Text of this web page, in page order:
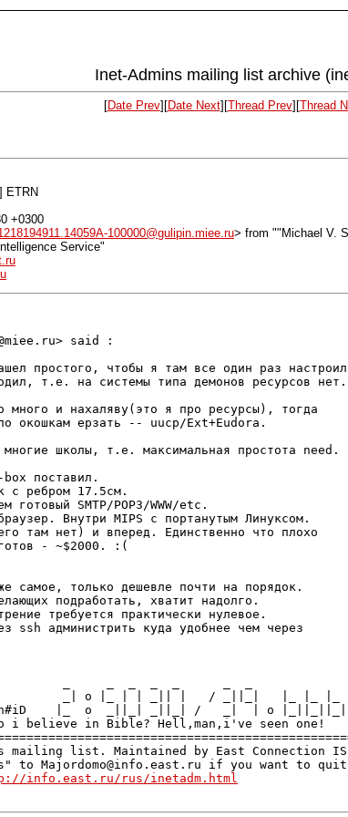
Inet-Admins mailing list archive
[Date Prev][Date Next][Thread Prev][Thread
ETRN
+0300
100000@gulipin.miee.ru> from ""Michael V.
Service"
said :
простого, чтобы я там все один раз настроил
т.е. на системы типа демонов ресурсов нет.
много и нахаляву(это я про ресурсы), тогда
окошкам ерзать -- uucp/Ext+Eudora.
школы, т.е. максимальная простота need.
поставил.
с ребром 17.5см.
SMTP/POP3/WWW/etc.
Внутри MIPS с портанутым Линуксом.
там нет) и вперед. Единственно что плохо
- ~$2000. :(
самое, только дешевле почти на порядок.
подработать, хватит надолго.
требуется практически нулевое.
ssh администрить куда удобнее чем через
_| o |_ | | _|| |   / _||_|   |_ |_ |_
|_  o  _||_| _||_| /   _|  | o |_||_||_|
in Bible? Hell,man,i've seen one!
mailing list. Maintained by East Connection
to Majordomo@info.east.ru if you want to
info.east.ru/rus/inetadm.html